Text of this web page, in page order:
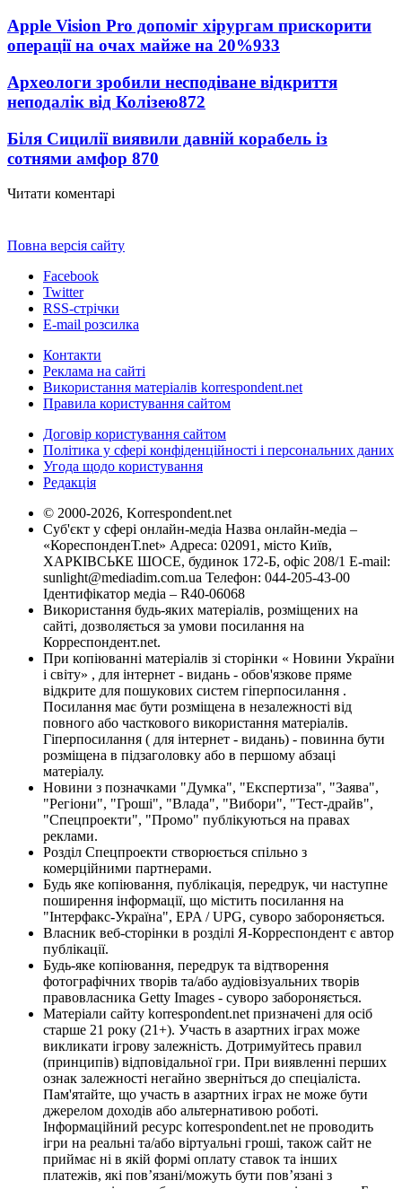
Apple Vision Pro допоміг хірургам прискорити
операції на очах майже на 20%933
Археологи зробили несподіване відкриття
неподалік від Колізею872
Біля Сицилії виявили давній корабель із
сотнями амфор 870
Читати коментарі
Повна версія сайту
Facebook
Twitter
RSS-стрічки
E-mail розсилка
Контакти
Реклама на сайті
Використання матеріалів korrespondent.net
Правила користування сайтом
Договір користування сайтом
Політика у сфері конфіденційності і персональних даних
Угода щодо користування
Редакція
© 2000-2026, Korrespondent.net
Суб'єкт у сфері онлайн-медіа Назва онлайн-медіа –
«КореспонденТ.net» Адреса: 02091, місто Київ,
ХАРКІВСЬКЕ ШОСЕ, будинок 172-Б, офіс 208/1 E-mail:
sunlight@mediadim.com.ua Телефон: 044-205-43-00
Ідентифікатор медіа – R40-06068
Використання будь-яких матеріалів, розміщених на
сайті, дозволяється за умови посилання на
Корреспондент.net.
При копіюванні матеріалів зі сторінки « Новини України
і світу» , для інтернет - видань - обов'язкове пряме
відкрите для пошукових систем гіперпосилання .
Посилання має бути розміщена в незалежності від
повного або часткового використання матеріалів.
Гіперпосилання ( для інтернет - видань) - повинна бути
розміщена в підзаголовку або в першому абзаці
матеріалу.
Новини з позначками "Думка", "Експертиза", "Заява",
"Регіони", "Гроші", "Влада", "Вибори", "Тест-драйв",
"Спецпроекти", "Промо" публікуються на правах
реклами.
Розділ Спецпроекти створюється спільно з
комерційними партнерами.
Будь яке копіювання, публікація, передрук, чи наступне
поширення інформації, що містить посилання на
"Інтерфакс-Україна", EPA / UPG, суворо забороняється.
Власник веб-сторінки в розділі Я-Корреспондент є автор
публікації.
Будь-яке копіювання, передрук та відтворення
фотографічних творів та/або аудіовізуальних творів
правовласника Getty Images - суворо забороняється.
Матеріали сайту korrespondent.net призначені для осіб
старше 21 року (21+). Участь в азартних іграх може
викликати ігрову залежність. Дотримуйтесь правил
(принципів) відповідальної гри. При виявленні перших
ознак залежності негайно зверніться до спеціаліста.
Пам'ятайте, що участь в азартних іграх не може бути
джерелом доходів або альтернативою роботі.
Інформаційний ресурс korrespondent.net не проводить
ігри на реальні та/або віртуальні гроші, також сайт не
приймає ні в якій формі оплату ставок та інших
платежів, які пов’язані/можуть бути пов’язані з